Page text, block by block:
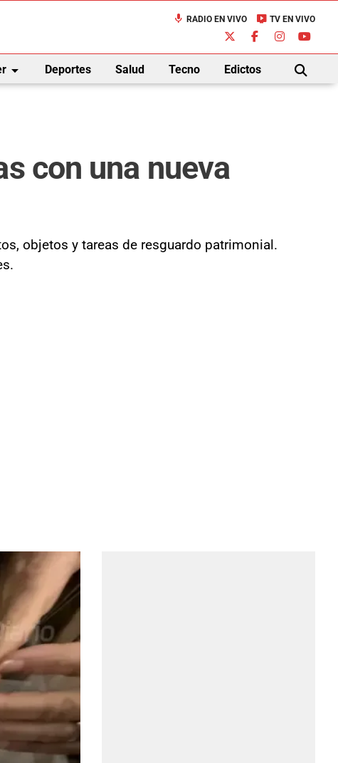
mic RADIO EN VIVO live_tv TV EN VIVO
arrow_drop_down Deportes Salud Tecno Edictos
BUSCAR
con una nueva
objetos y tareas de resguardo patrimonial.